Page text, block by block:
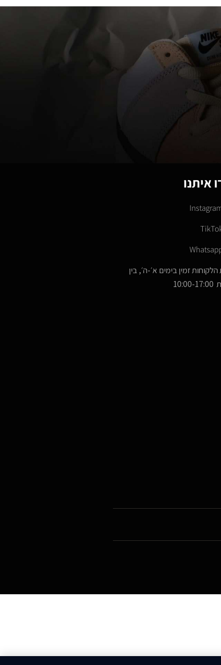
איתנו
הלקוחות זמין בימים א׳-ה׳, בין